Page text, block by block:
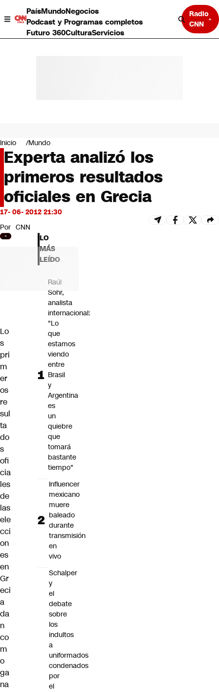
PaísMundoNegocios
Podcast y Programas completos
Futuro 360CulturaServicios
Radio
CNN
Negocios
Deportes
Programas completos
Cultura
Servicios
Bits
CNN tiempo
Futuro 360
Opinión
Inicio Mundo
Experta analizó los
primeros resultados
oficiales en Grecia
17- 06- 2012 21:30
Por CNN
Lo
s
pri
m
er
os
re
sul
ta
do
s
ofi
cia
les
de
las
ele
cci
on
es
en
Gr
eci
a
da
n
co
m
o
ga
na
LO
MÁS
LEÍDO
Raúl
Sohr,
analista
internacional:
"Lo
que
estamos
viendo
entre
Brasil
y
Argentina
es
un
quiebre
que
tomará
bastante
tiempo"
Influencer
mexicano
muere
baleado
durante
transmisión
en
vivo
Schalper
y
el
debate
sobre
los
indultos
a
uniformados
condenados
por
el